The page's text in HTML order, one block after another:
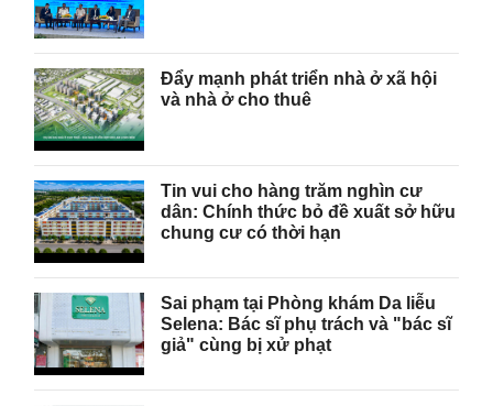
Đẩy mạnh phát triển nhà ở xã hội
và nhà ở cho thuê
Tin vui cho hàng trăm nghìn cư
dân: Chính thức bỏ đề xuất sở hữu
chung cư có thời hạn
Sai phạm tại Phòng khám Da liễu
Selena: Bác sĩ phụ trách và "bác sĩ
giả" cùng bị xử phạt